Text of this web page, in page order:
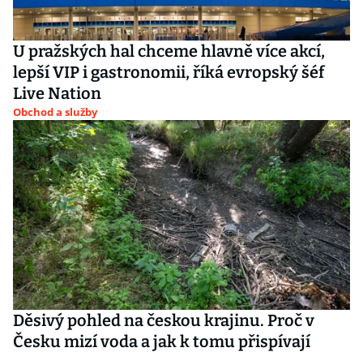
U pražských hal chceme hlavně více akcí,
lepší VIP i gastronomii, říká evropský šéf
Live Nation
Obchod a služby
Děsivý pohled na českou krajinu. Proč v
Česku mizí voda a jak k tomu přispívají